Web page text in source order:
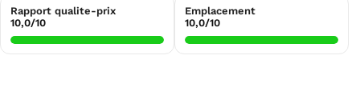
Rapport qualite-prix
10,0/10
Emplacement
10,0/10